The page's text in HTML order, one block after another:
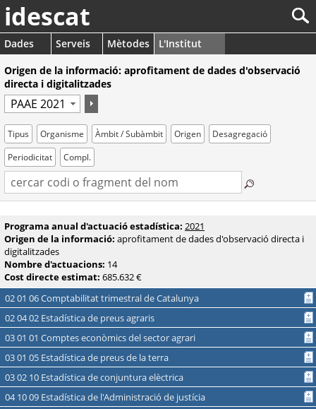
idescat
Dades Serveis Mètodes
L'Institut
Origen de la informació: aprofitament de dades d'observació
directa i digitalitzades
Tipus Organisme Àmbit / Subàmbit Origen
Desagregació
Periodicitat
Compl.
Programa anual d'actuació estadística: 2021
Origen de la informació: aprofitament de dades d'observació directa i
digitalitzades
Nombre d'actuacions: 14
Cost directe estimat: 685.632 €
02 01 06 Comptabilitat trimestral de Catalunya
02 04 02 Estadística de preus agraris
03 01 01 Comptes econòmics del sector agrari
03 01 05 Estadística de preus de la terra
03 02 10 Estadística de conjuntura elèctrica
04 10 09 Estadística de l'Administració de justícia